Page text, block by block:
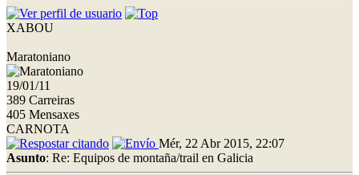
XABOU
Maratoniano
19/01/11
389 Carreiras
405 Mensaxes
CARNOTA
Mér, 22 Abr 2015, 22:07
Asunto: Re: Equipos de montaña/trail en Galicia